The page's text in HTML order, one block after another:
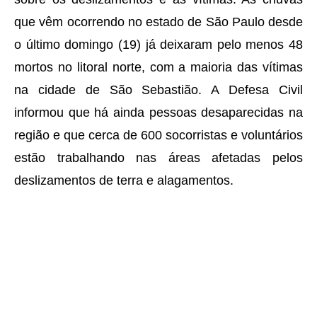
que vêm ocorrendo no estado de São Paulo desde
o último domingo (19) já deixaram pelo menos 48
mortos no litoral norte, com a maioria das vítimas
na cidade de São Sebastião. A Defesa Civil
informou que há ainda pessoas desaparecidas na
região e que cerca de 600 socorristas e voluntários
estão trabalhando nas áreas afetadas pelos
deslizamentos de terra e alagamentos.